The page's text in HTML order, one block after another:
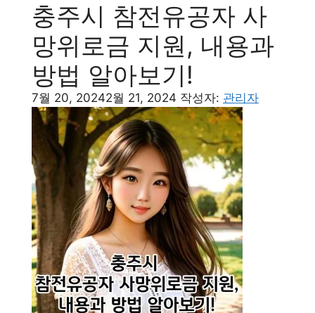
충주시 참전유공자 사
망위로금 지원, 내용과
방법 알아보기!
7월 20, 20242월 21, 2024 작성자: 관리자